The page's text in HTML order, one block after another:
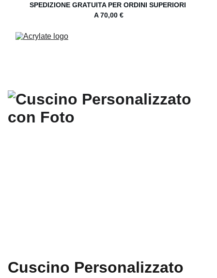
SPEDIZIONE GRATUITA PER ORDINI SUPERIORI
A 70,00 €
Cuscino Personalizzato